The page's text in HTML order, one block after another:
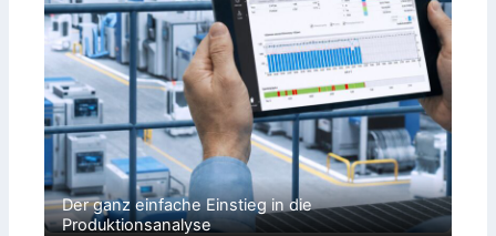
Der ganz einfache Einstieg in die
Produktionsanalyse